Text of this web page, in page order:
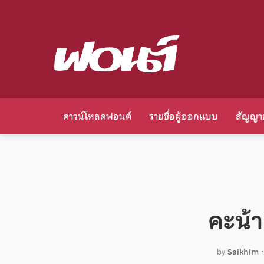
ดาวน์โหลดฟอนต์ รายชื่อผู้ออกแบบ สัญญ
คะน้
bySaikhim